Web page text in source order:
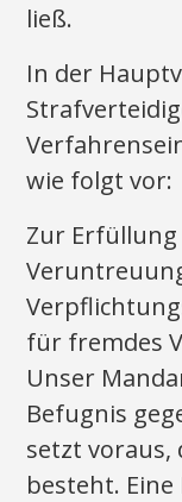
ließ.
In der
wie folgt vor:
Zur
für fremdes
Unser
Befugnis
setzt voraus,
besteht.